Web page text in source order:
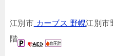
江別市 カーブス 野幌江別市
階